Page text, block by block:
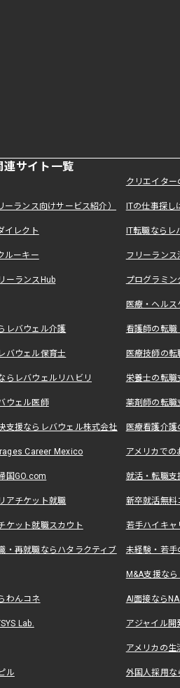
連サイト一覧
クリエイタ
ランス向けサービス紹介） ITの仕事探
イレクト IT転職なら
ルーキー フリーラン
ーランスHub プログラミ
医療・ヘル
レバウェル介護 看護師の転
バウェル保育士 医療技師の
らレバウェルリハビリ 栄養士の転
ウェル医師 薬剤師の転
支援ならレバウェル株式会社 医療看護介
Career Mexico アメリカで
国GO.com 就活・転職
アチケット就職 新卒就活無料
ケット就職スカウト 若手ハイキ
・再就職ならハタラクティブ 未経験・若手
M&A支援な
わんコネ AI面接なら
Lab. アジャイル
アメリカの
ル 外国人採用